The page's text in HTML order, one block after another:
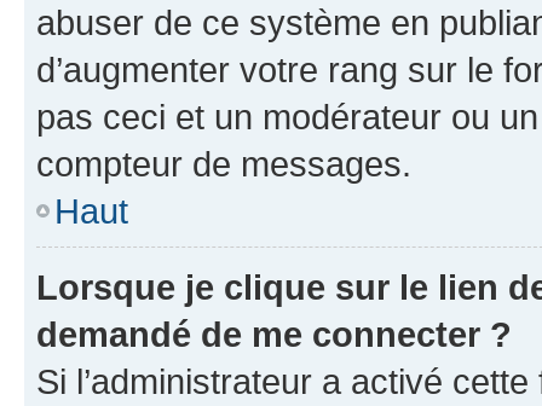
abuser de ce système en
d’augmenter votre rang sur le
pas ceci et un modérateur ou
compteur de messages.
Haut
Lorsque je clique sur le lien
demandé de me connecter ?
Si l’administrateur a activé